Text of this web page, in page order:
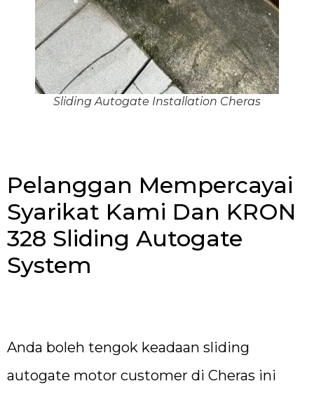
Sliding Autogate Installation Cheras
Pelanggan Mempercayai
Syarikat Kami Dan KRON
328 Sliding Autogate
System
Anda boleh tengok keadaan sliding
autogate motor customer di Cheras ini